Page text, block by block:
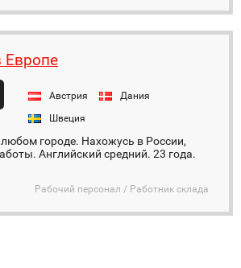
Европе
Австрия
Дания
Швеция
городе. Нахожусь в России,
Английский средний. 23 года.
Рабочий персонал / Работник склада